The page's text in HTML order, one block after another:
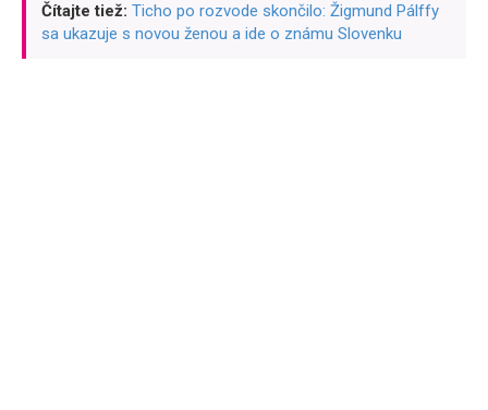
Čítajte tiež: Ticho po rozvode skončilo: Žigmund Pálffy
sa ukazuje s novou ženou a ide o známu Slovenku